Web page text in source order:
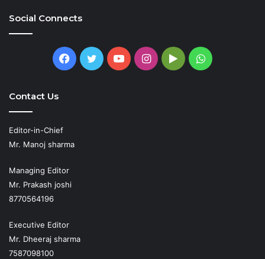
Social Connects
Facebook
TwitterYouTubeInstagram
GoogleWhatsApp
Contact Us
Editor-in-Chief
Mr. Manoj sharma
Managing Editor
Mr. Prakash joshi
8770564196
Executive Editor
Mr. Dheeraj sharma
7587098100